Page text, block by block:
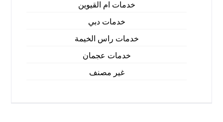
خدمات ام القيوين
خدمات دبي
خدمات راس الخيمة
خدمات عجمان
غير مصنف